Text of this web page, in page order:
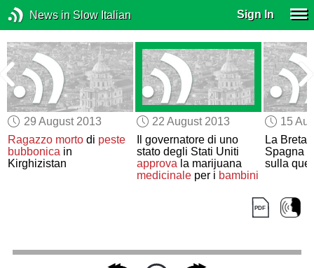
News in Slow Italian Sign In
29 August 2013
Ragazzo morto di peste
bubbonica in
Kirghizistan
22 August 2013
Il governatore di uno
stato degli Stati Uniti
approvala marijuana
medicinaleper i bambini
15
La
Spagna
sulla